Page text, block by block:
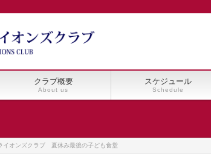
クラブ概要
About us
スケジュール
Schedule
イオンズクラブ 夏休み最後の子ども食堂